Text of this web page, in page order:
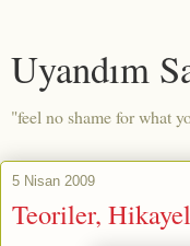
Uyandım
"feel no shame for what
5 Nisan 2009
Teoriler,